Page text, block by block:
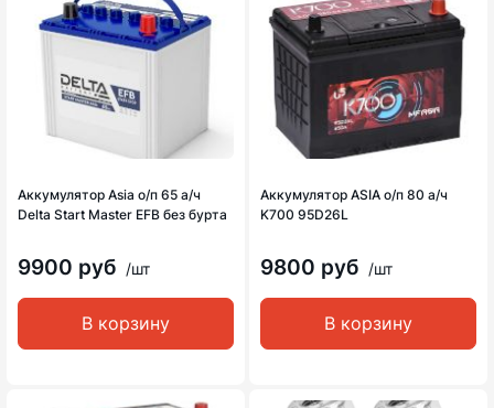
Аккумулятор Asia о/п 65 а/ч
Delta Start Master EFB без бурта
9900 руб /шт
В корзину
Аккумулятор ASIA о/п 80 а/ч
K700 95D26L
9800 руб /шт
В корзину